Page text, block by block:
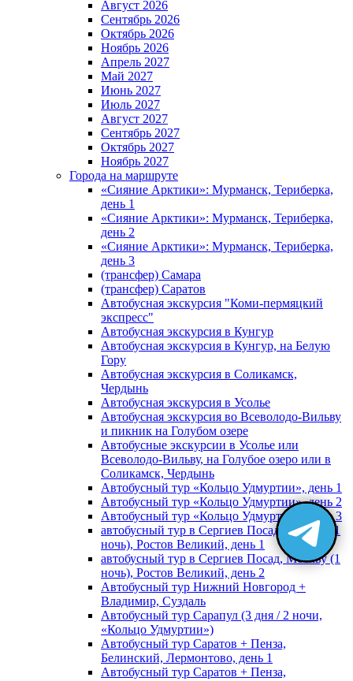
Август 2026
Сентябрь 2026
Октябрь 2026
Ноябрь 2026
Апрель 2027
Май 2027
Июнь 2027
Июль 2027
Август 2027
Сентябрь 2027
Октябрь 2027
Ноябрь 2027
Города на маршруте
«Сияние Арктики»: Мурманск, Териберка,
день 1
«Сияние Арктики»: Мурманск, Териберка,
день 2
«Сияние Арктики»: Мурманск, Териберка,
день 3
(трансфер) Самара
(трансфер) Саратов
Автобусная экскурсия "Коми-пермяцкий
экспресс"
Автобусная экскурсия в Кунгур
Автобусная экскурсия в Кунгур, на Белую
Гору
Автобусная экскурсия в Соликамск,
Чердынь
Автобусная экскурсия в Усолье
Автобусная экскурсия во Всеволодо-Вильву
и пикник на Голубом озере
Автобусные экскурсии в Усолье или
Всеволодо-Вильву, на Голубое озеро или в
Соликамск, Чердынь
Автобусный тур «Кольцо Удмуртии», день 1
Автобусный тур «Кольцо Удмуртии», день 2
Автобусный тур «Кольцо Удмуртии», день 3
автобусный тур в Сергиев Посад, Москву (1
ночь), Ростов Великий, день 1
автобусный тур в Сергиев Посад, Москву (1
ночь), Ростов Великий, день 2
Автобусный тур Нижний Новгород +
Владимир, Суздаль
Автобусный тур Сарапул (3 дня / 2 ночи,
«Кольцо Удмуртии»)
Автобусный тур Саратов + Пенза,
Белинский, Лермонтово, день 1
Автобусный тур Саратов + Пенза,